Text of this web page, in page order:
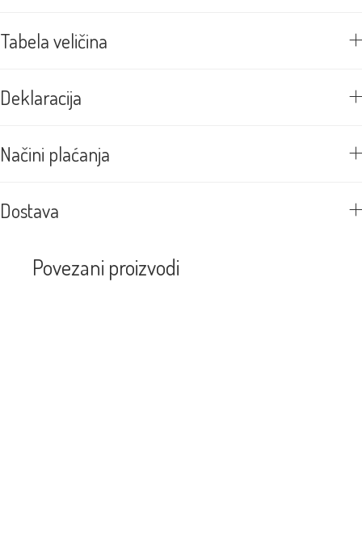
Tabela veličina
Deklaracija
Načini plaćanja
Dostava
Povezani proizvodi